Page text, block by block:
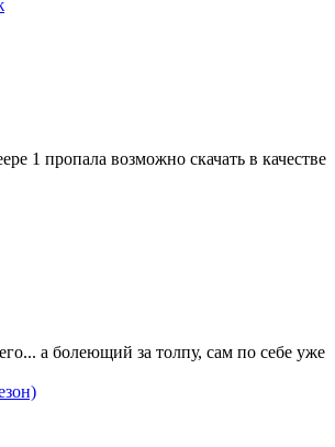
1 пропала возможно скачать в качестве
а болеющий за толпу, сам по себе уже